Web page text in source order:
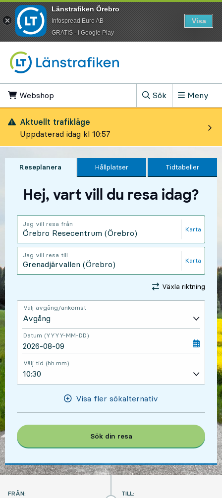
Webshop
Sök
, Visa sökfältet
Meny
Aktuellt trafikläge
Uppdaterad idag kl 10:57
Reseplanera Hållplatser Tidtabeller
Hej, vart vill du resa idag?
Jag vill resa från
Karta
, Öppnas
Jag vill resa till
Karta
,
Växla riktning
Välj avgång/ankomst
Datum (YYYY-MM-DD)
Välj tid (hh:mm)
Visa fler sökalternativ
Sök din resa
FRÅN:
TILL:
Länstrafiken Örebro
Infospread Euro AB
​GRATIS - i Google Play
Visa